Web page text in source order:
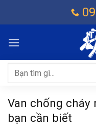
dung
Tìm
kiếm:
Van chống cháy
bạn cần biết